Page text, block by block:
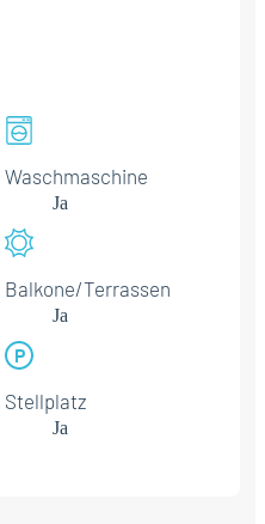
Waschmaschine
Ja
Balkone/Terrassen
Ja
Stellplatz
Ja